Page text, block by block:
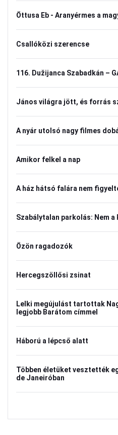
Öttusa Eb - Aranyérmes a
Csallóközi szerencse
116. Dužijanca Szabadkán –
János világra jött, és forrás
A nyár utolsó nagy filmes
Amikor felkel a nap
A ház hátsó falára nem
Szabálytalan parkolás: Nem
Özön ragadozók
Hercegszöllősi zsinat
Lelki megújulást tartottak
legjobb Barátom címmel
Háború a lépcső alatt
Többen életüket vesztették
de Janeiróban